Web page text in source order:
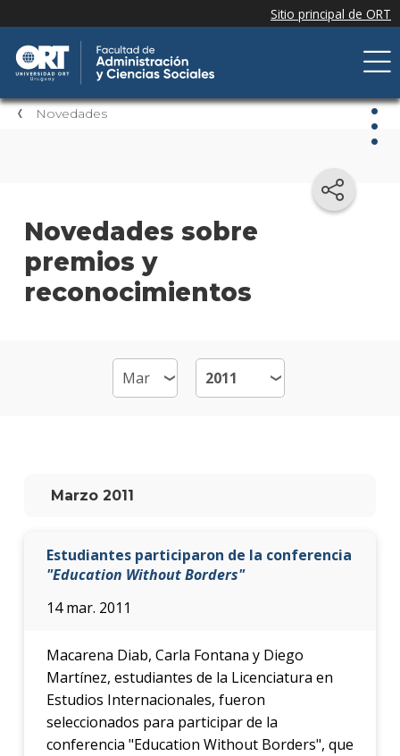
Novedades
Novedades sobre
premios y
reconocimientos
Marzo 2011
Estudiantes participaron de la conferencia
"Education Without Borders"
14 mar. 2011
Macarena Diab, Carla Fontana y Diego
Martínez, estudiantes de la Licenciatura en
Estudios Internacionales, fueron
seleccionados para participar de la
conferencia "Education Without Borders", que